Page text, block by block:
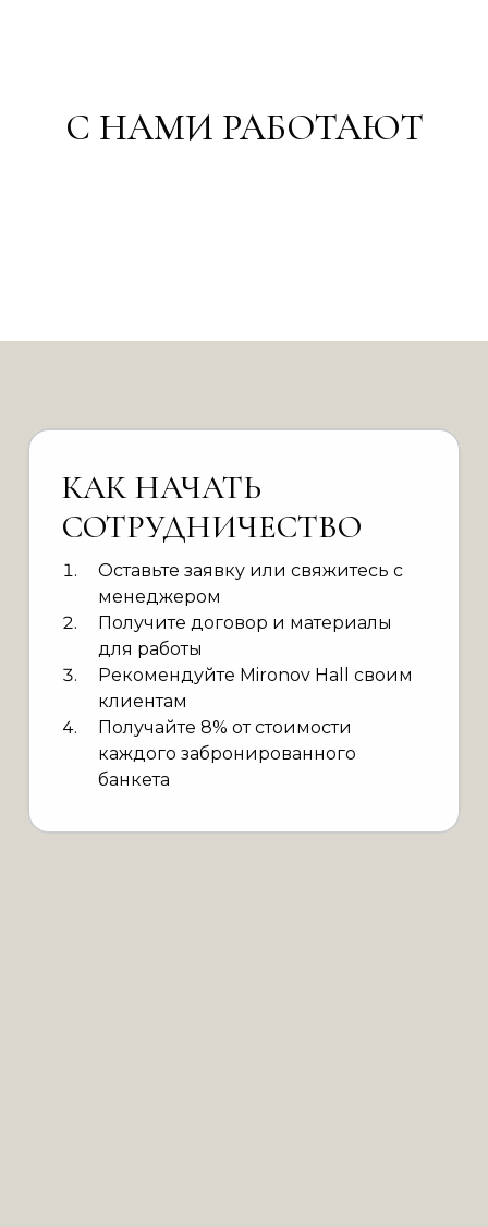
С НАМИ РАБОТАЮТ
КАК НАЧАТЬ
СОТРУДНИЧЕСТВО
Оставьте заявку или свяжитесь с
менеджером
Получите договор и материалы
для работы
Рекомендуйте Mironov Hall своим
клиентам
Получайте 8% от стоимости
каждого забронированного
банкета